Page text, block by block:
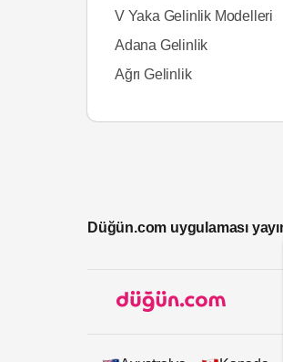
V Yaka Gelinlik Modelleri
Adana Gelinlik
Ağrı Gelinlik
Düğün.com uygulaması